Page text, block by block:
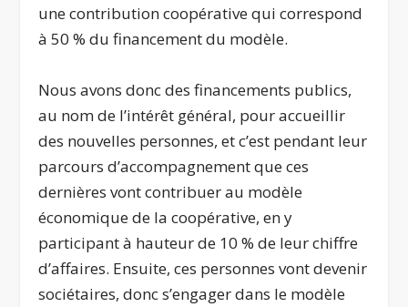
une contribution coopérative qui correspond
à 50 % du financement du modèle.
Nous avons donc des financements publics,
au nom de l’intérêt général, pour accueillir
des nouvelles personnes, et c’est pendant leur
parcours d’accompagnement que ces
dernières vont contribuer au modèle
économique de la coopérative, en y
participant à hauteur de 10 % de leur chiffre
d’affaires. Ensuite, ces personnes vont devenir
sociétaires, donc s’engager dans le modèle